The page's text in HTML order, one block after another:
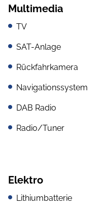
Multimedia
TV
SAT-Anlage
Rückfahrkamera
Navigationssystem
DAB Radio
Radio/Tuner
Elektro
Lithiumbatterie